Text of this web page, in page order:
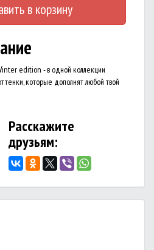
в корзину
edition - в одной коллекции
которые дополнят любой твой
Расскажите
друзьям: